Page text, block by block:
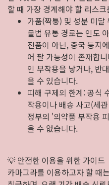
할 때 가장 경계해야 할 리스
가품(짝퉁) 및 성분 미달
불법 유통 경로는 인도
진품이 아닌, 중국 등지
어 팔 가능성이 존재합
인 부작용을 낳거나, 반
을 수 있습니다.
피해 구제의 한계: 공식
작용이나 배송 사고(세
정부의 '의약품 부작용
을 수 없습니다.
💡 안전한 이용을 위한 가이드
카마그라를 이용하고자 할 때